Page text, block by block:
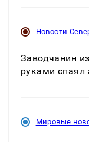
Новости
Заводчанин
руками спаял
Мировые